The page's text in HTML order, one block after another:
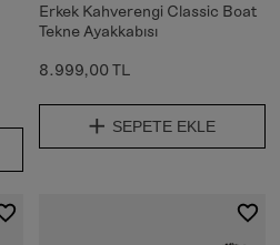
Erkek Kahverengi Classic Boat
Tekne Ayakkabısı
8.999,00 TL
SEPETE EKLE